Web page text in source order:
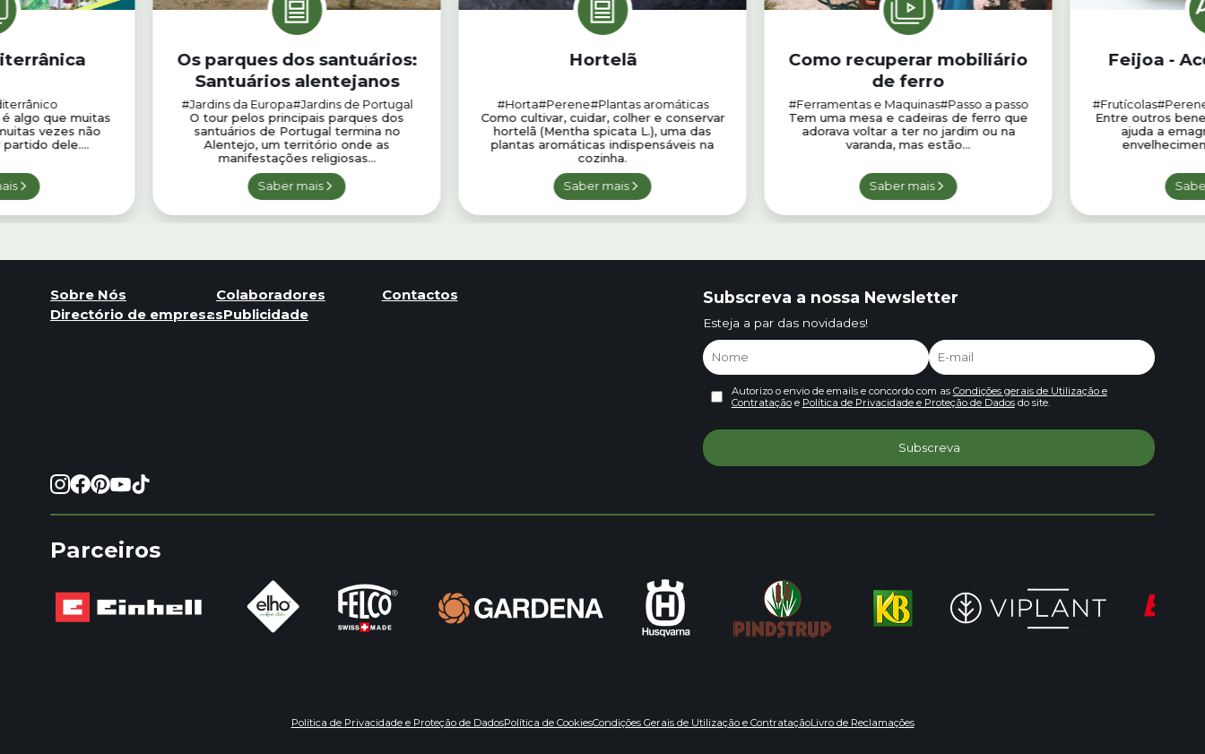
algo que muitas
vezes não
dele....
Os parques dos santuários:
Santuários alentejanos
#Jardins da Europa#Jardins de Portugal
O tour pelos principais parques dos
santuários de Portugal termina no
Alentejo, um território onde as
manifestações religiosas...
Saber mais
Hortelã
#Horta#Perene#Plantas aromáticas
Como cultivar, cuidar, colher e conservar
hortelã (Mentha spicata L.), uma das
plantas aromáticas indispensáveis na
cozinha.
Saber mais
Como recuperar mobiliário
de ferro
#Ferramentas e Maquinas#Passo a passo
Tem uma mesa e cadeiras de ferro que
adorava voltar a ter no jardim ou na
varanda, mas estão...
Saber mais
Feijoa -
#Frutícolas
Entre outros
ajuda a
Sobre Nós Colaboradores
Contactos
Directório de empresasPublicidade
Subscreva a nossa Newsletter
Esteja a par das novidades!
Autorizo o envio de emails e concordo com as Condições gerais de Utilização e
Contrataçãoe Política de Privacidade e Proteção de Dadosdo site.
Parceiros
Política de Privacidade e Proteção de DadosPolítica de CookiesCondições Gerais de Utilização e ContrataçãoLivro de Reclamações